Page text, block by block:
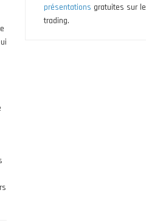
présentations gratuites sur le
trading.